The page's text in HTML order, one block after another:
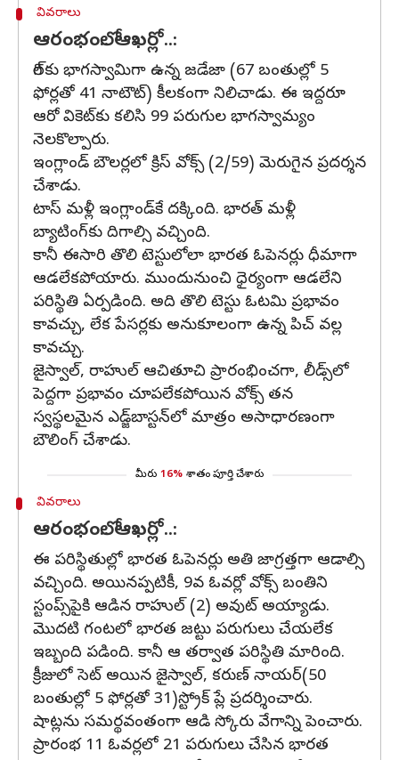
వివరాలు
ఆరంభంలో.. ఆఖర్లో..:
గిల్‌కు భాగస్వామిగా ఉన్న జడేజా (67 బంతుల్లో 5
ఫోర్లతో 41 నాటౌట్‌) కీలకంగా నిలిచాడు. ఈ ఇద్దరూ
ఆరో వికెట్‌కు కలిసి 99 పరుగుల భాగస్వామ్యం
నెలకొల్పారు.
ఇంగ్లాండ్ బౌలర్లలో క్రిస్‌ వోక్స్‌ (2/59) మెరుగైన ప్రదర్శన
చేశాడు.
టాస్‌ మళ్లీ ఇంగ్లాండ్‌కే దక్కింది. భారత్‌ మళ్లీ
బ్యాటింగ్‌కు దిగాల్సి వచ్చింది.
కానీ ఈసారి తొలి టెస్టులోలా భారత ఓపెనర్లు ధీమాగా
ఆడలేకపోయారు. ముందునుంచి ధైర్యంగా ఆడలేని
పరిస్థితి ఏర్పడింది. అది తొలి టెస్టు ఓటమి ప్రభావం
కావచ్చు, లేక పేసర్లకు అనుకూలంగా ఉన్న పిచ్‌ వల్ల
కావచ్చు.
జైస్వాల్, రాహుల్‌ ఆచితూచి ప్రారంభించగా, లీడ్స్‌లో
పెద్దగా ప్రభావం చూపలేకపోయిన వోక్స్‌ తన
స్వస్థలమైన ఎడ్జ్‌బాస్టన్‌లో మాత్రం అసాధారణంగా
బౌలింగ్ చేశాడు.
మీరు 16% శాతం పూర్తి చేశారు
వివరాలు
ఆరంభంలో.. ఆఖర్లో..:
ఈ పరిస్థితుల్లో భారత ఓపెనర్లు అతి జాగ్రత్తగా ఆడాల్సి
వచ్చింది. అయినప్పటికీ, 9వ ఓవర్లో వోక్స్‌ బంతిని
స్టంప్స్‌పైకి ఆడిన రాహుల్‌ (2) అవుట్‌ అయ్యాడు.
మొదటి గంటలో భారత జట్టు పరుగులు చేయలేక
ఇబ్బంది పడింది. కానీ ఆ తర్వాత పరిస్థితి మారింది.
క్రీజులో సెట్‌ అయిన జైస్వాల్, కరుణ్‌ నాయర్‌(50
బంతుల్లో 5 ఫోర్లతో 31)స్ట్రోక్ ప్లే ప్రదర్శించారు.
షాట్లను సమర్థవంతంగా ఆడి స్కోరు వేగాన్ని పెంచారు.
ప్రారంభ 11 ఓవర్లలో 21 పరుగులు చేసిన భారత